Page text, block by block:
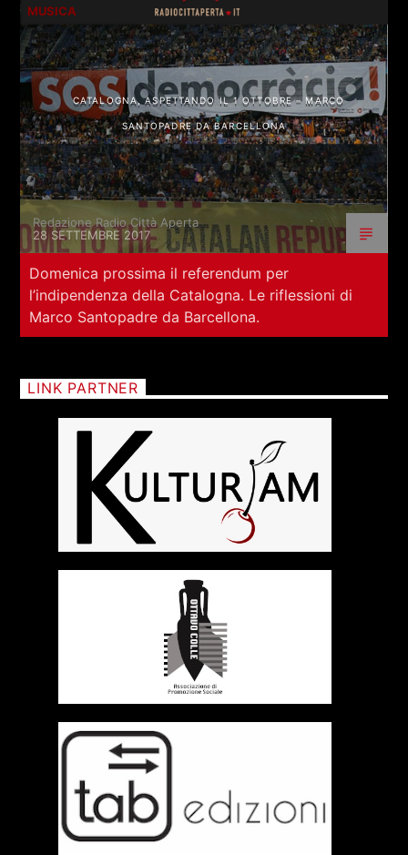
MUSICA
CATALOGNA, ASPETTANDO IL 1 OTTOBRE – MARCO
SANTOPADRE DA BARCELLONA
Redazione Radio Città Aperta
28 SETTEMBRE 2017
Domenica prossima il referendum per
l’indipendenza della Catalogna. Le riflessioni di
Marco Santopadre da Barcellona.
LINK PARTNER